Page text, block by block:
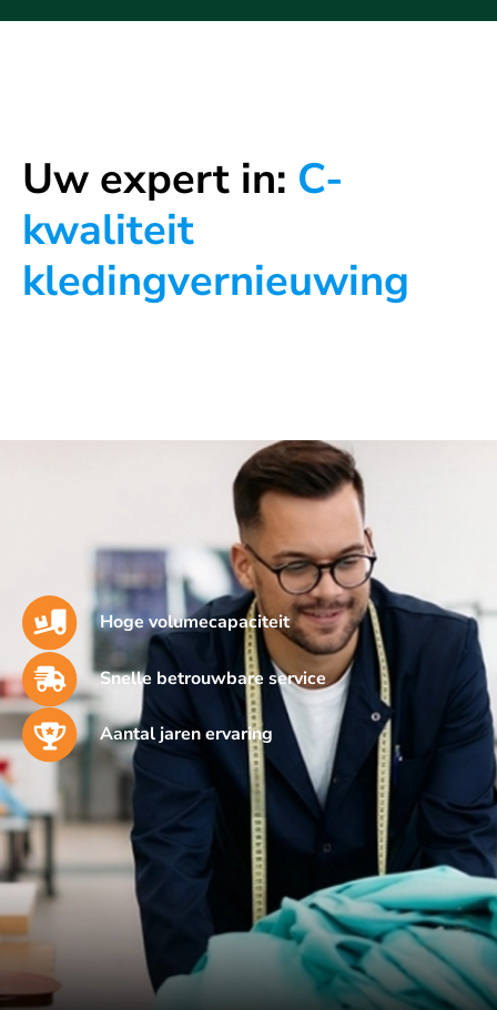
Uw expert in: C-
kwaliteit
kledingvernieuwing
Hoge volumecapaciteit
Snelle betrouwbare service
Aantal jaren ervaring